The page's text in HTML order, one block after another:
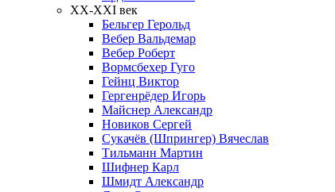
ХХ-XXI век
Бельгер Герольд
Вебер Вальдемар
Вебер Роберт
Вормсбехер Гуго
Гейнц Виктор
Гергенрёдер Игорь
Майснер Александр
Новиков Сергей
Сукачёв (Шпрингер) Вячеслав
Тильманн Мартин
Шифнер Карл
Шмидт Александр